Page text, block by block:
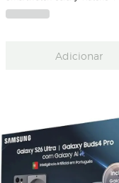
Bluetooth
Adicionar